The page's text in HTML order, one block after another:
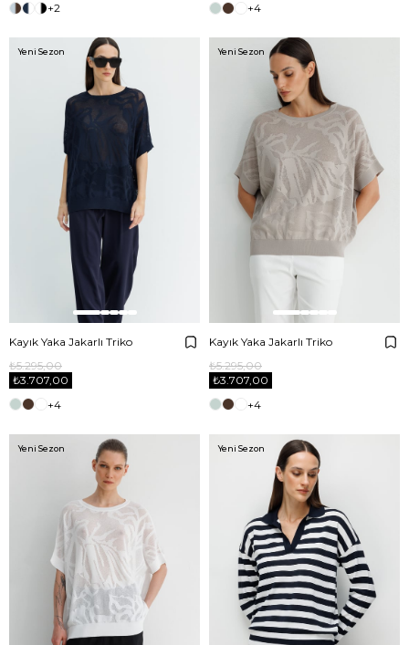
+2 +4
Kayık Yaka Jakarlı Triko
₺3.707,00
₺5.295,00
+4
Yeni Sezon
Kayık Yaka Jakarlı Triko
₺3.707,00
₺5.295,00
+4
Yeni Sezon
Yeni Sezon Yeni Sezon